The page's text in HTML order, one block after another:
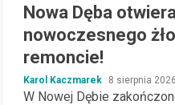
Nowa Dęba
nowoczesnego
remoncie!
Karol Kaczmarek 8 sierpnia 2026
W Nowej Dębie